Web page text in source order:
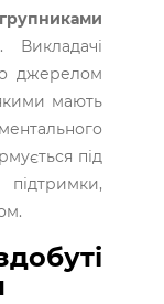
Викладачі
джерелом
мають
під